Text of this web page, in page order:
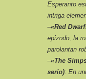
Esperanto
intriga
–«Red
epizodo, la
parolantan
–«The
serio): En